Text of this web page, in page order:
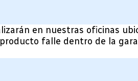
en nuestras oficinas
falle dentro de la